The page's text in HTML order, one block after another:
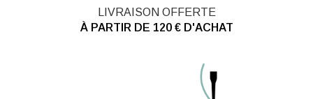
LIVRAISON OFFERTE
À PARTIR DE 120 € D'ACHAT